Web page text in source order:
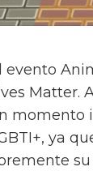
evento
Matter.
momento
ya